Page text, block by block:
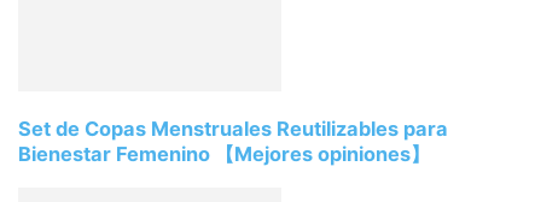
Set de Copas Menstruales Reutilizables para
Bienestar Femenino 【Mejores opiniones】